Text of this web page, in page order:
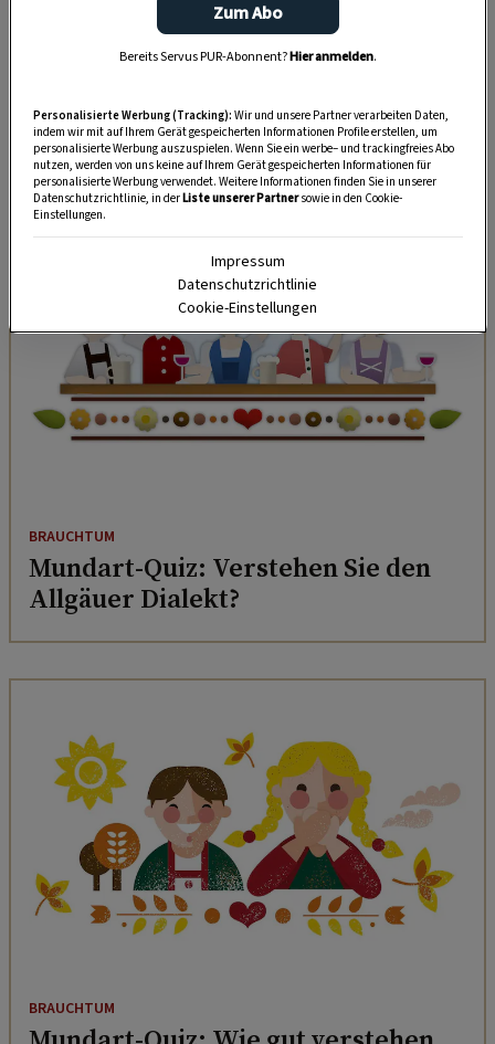
Werfen Sie einen Blick in dieaktuelle Ausgabe
von Servus in Stadt & Land.Wir freuen uns,
portofreinach Hause bestellen oder sichfür ein
Abomit Prämie entscheiden.
WEITERRATEN
BRAUCHTUM
Mundart-Quiz: Verstehen Sie den
Allgäuer Dialekt?
BRAUCHTUM
Zum Abo
Bereits Servus PUR-Abonnent?Hier anmelden.
Personalisierte Werbung (Tracking): Wir und unsere Partner verarbeiten Daten,
indem wir mit auf Ihrem Gerät gespeicherten Informationen Profile erstellen, um
personalisierte Werbung auszuspielen. Wenn Sie ein werbe– und trackingfreies Abo
nutzen, werden von uns keine auf Ihrem Gerät gespeicherten Informationen für
personalisierte Werbung verwendet. Weitere Informationen finden Sie in unserer
Datenschutzrichtlinie, in derListe unserer Partnersowie in den Cookie-
Einstellungen.
Impressum
Datenschutzrichtlinie
Cookie-Einstellungen